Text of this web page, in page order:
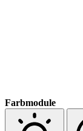
Farbmodule